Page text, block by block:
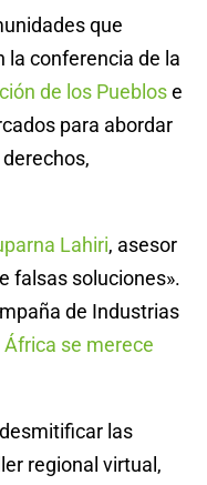
que
la conferencia de la
de los Pueblose
para abordar
Lahiri, asesor
falsas soluciones».
de Industrias
África se merece
las
regional virtual,